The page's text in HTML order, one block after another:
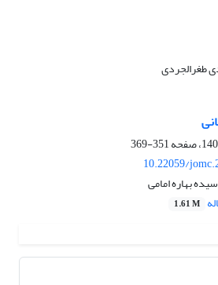
طغرالجردی
351-369
10.22059/
بهاره امامی
1.61 M